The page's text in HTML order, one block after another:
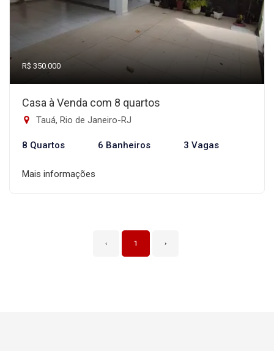
R$ 350.000
Casa à Venda com 8 quartos
Tauá, Rio de Janeiro-RJ
8 Quartos 6 Banheiros 3 Vagas
Mais informações
‹ 1 ›